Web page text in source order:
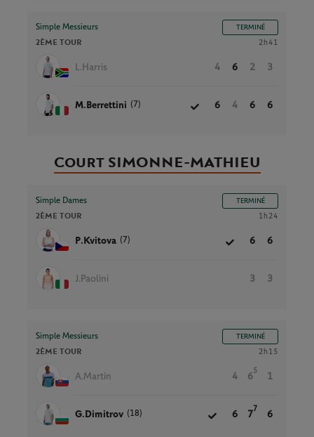
Simple Messieurs TERMINÉ
2ÈME TOUR 2h41
L.Harris 4 6 2 3
M.Berrettini (7) 6 4 6 6
Court SIMONNE-MATHIEU
Simple Dames TERMINÉ
2ÈME TOUR 1h24
P.Kvitova (7) 6 6
J.Paolini 3 3
Simple Messieurs TERMINÉ
2ÈME TOUR 2h15
A.Martin 4 6
5
1
G.Dimitrov (18) 6 7
7
6